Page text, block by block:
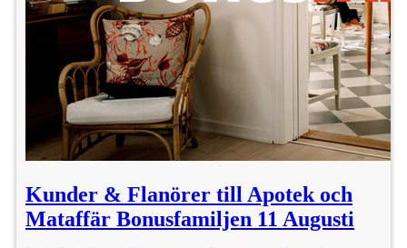
Kunder & Flanörer till Apotek och
Mataffär Bonusfamiljen 11 Augusti